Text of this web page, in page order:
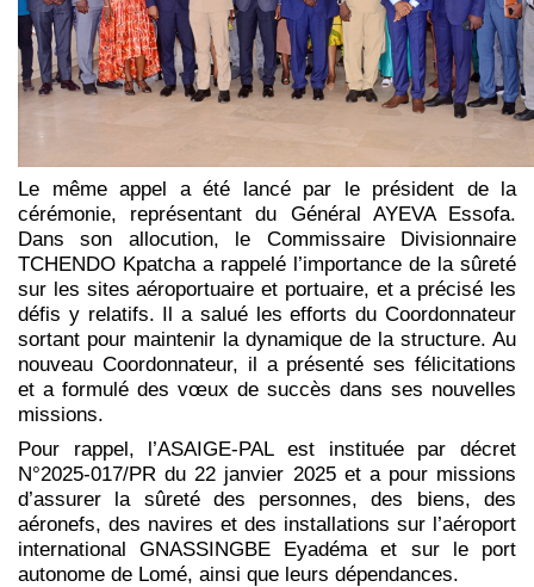
Le même appel a été lancé par le président de la
cérémonie, représentant du Général AYEVA Essofa.
Dans son allocution, le Commissaire Divisionnaire
TCHENDO Kpatcha a rappelé l’importance de la sûreté
sur les sites aéroportuaire et portuaire, et a précisé les
défis y relatifs. Il a salué les efforts du Coordonnateur
sortant pour maintenir la dynamique de la structure. Au
nouveau Coordonnateur, il a présenté ses félicitations
et a formulé des vœux de succès dans ses nouvelles
missions.
Pour rappel, l’ASAIGE-PAL est instituée par décret
N°2025-017/PR du 22 janvier 2025 et a pour missions
d’assurer la sûreté des personnes, des biens, des
aéronefs, des navires et des installations sur l’aéroport
international GNASSINGBE Eyadéma et sur le port
autonome de Lomé, ainsi que leurs dépendances.